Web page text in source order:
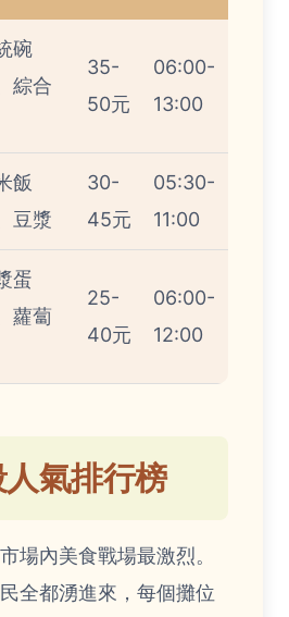
碗
綜合
35-
50元
06:00-
13:00
飯
豆漿
30-
45元
05:30-
11:00
蛋
蘿蔔
25-
40元
06:00-
12:00
氣排行榜
場內美食戰場最激烈。
全都湧進來，每個攤位